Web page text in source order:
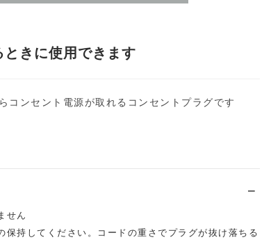
きに使用できます
コンセント電源が取れるコンセントプラグです
せん
持してください。コードの重さでプラグが抜け落ちる